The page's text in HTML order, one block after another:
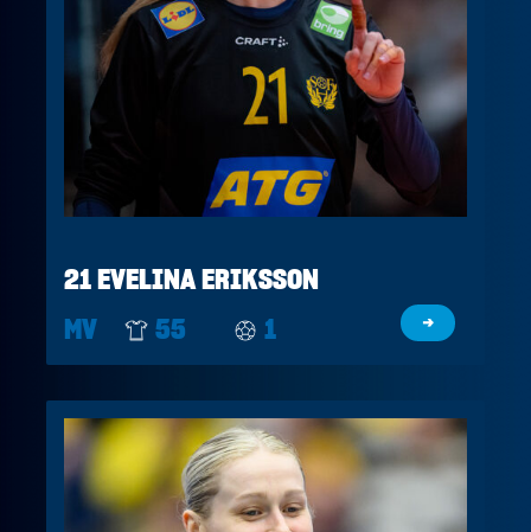
21 EVELINA ERIKSSON
MV
55 1 →